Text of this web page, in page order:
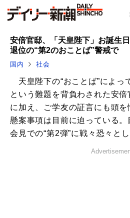
安倍官邸、「天皇陛下」お誕生
退位の“第2のおことば”警戒で
国内 社会
天皇陛下の“おことば”によっ
という難題を背負わされた安
に加え、ご学友の証言にも頭
懸案事項は目前に迫っている。
会見での“第2弾”に戦々恐々